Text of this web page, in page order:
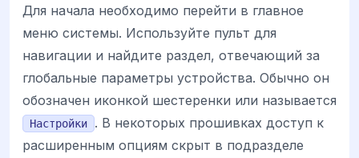
Для начала необходимо перейти в главное
меню системы. Используйте пульт для
навигации и найдите раздел, отвечающий за
глобальные параметры устройства. Обычно он
обозначен иконкой шестеренки или называется
Настройки
. В некоторых прошивках доступ к
расширенным опциям скрыт в подразделе